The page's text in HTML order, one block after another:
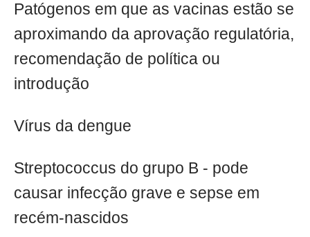
Patógenos em que as vacinas estão se
aproximando da aprovação regulatória,
recomendação de política ou
introdução
Vírus da dengue
Streptococcus do grupo B - pode
causar infecção grave e sepse em
recém-nascidos